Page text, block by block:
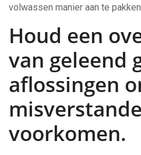
volwassen manier aan te
Houd een
van geleend
aflossingen
voorkomen.